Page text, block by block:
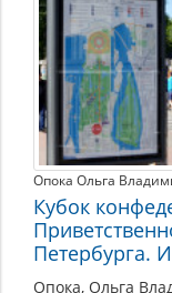
Опока Ольга
Кубок
Петербурга.
Опока, Ольга